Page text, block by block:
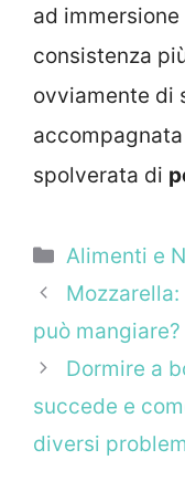
ad
consistenza
ovviamente di
accompagnata
spolverata di
Categorie
Alimenti e
può
Dormire a
succede e
diversi